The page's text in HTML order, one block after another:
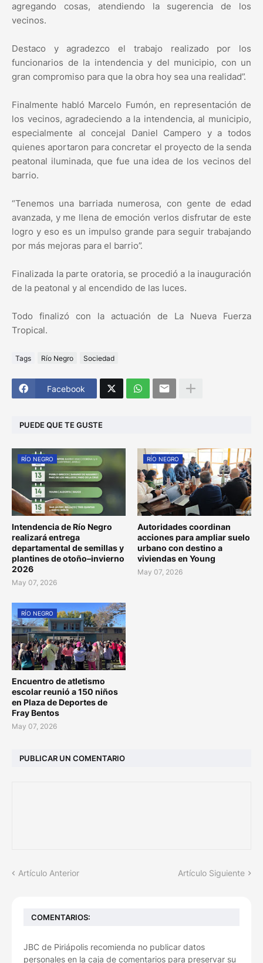
agregando cosas, atendiendo la sugerencia de los
vecinos.
Destaco y agradezco el trabajo realizado por los
funcionarios de la intendencia y del municipio, con un
gran compromiso para que la obra hoy sea una realidad”.
Finalmente habló Marcelo Fumón, en representación de
los vecinos, agradeciendo a la intendencia, al municipio,
especialmente al concejal Daniel Campero y a todos
quienes aportaron para concretar el proyecto de la senda
peatonal iluminada, que fue una idea de los vecinos del
barrio.
“Tenemos una barriada numerosa, con gente de edad
avanzada, y me llena de emoción verlos disfrutar de este
logro y eso es un impulso grande para seguir trabajando
por más mejoras para el barrio”.
Finalizada la parte oratoria, se procedió a la inauguración
de la peatonal y al encendido de las luces.
Todo finalizó con la actuación de La Nueva Fuerza
Tropical.
Tags Río Negro Sociedad
Facebook
PUEDE QUE TE GUSTE
RÍO NEGRO
Intendencia de Río Negro
realizará entrega
departamental de semillas y
plantines de otoño–invierno
2026
May 07, 2026
RÍO NEGRO
Autoridades coordinan
acciones para ampliar suelo
urbano con destino a
viviendas en Young
May 07, 2026
RÍO NEGRO
Encuentro de atletismo
escolar reunió a 150 niños
en Plaza de Deportes de
Fray Bentos
May 07, 2026
PUBLICAR UN COMENTARIO
Artículo Anterior Artículo Siguiente
COMENTARIOS:
JBC de Piriápolis recomienda no publicar datos
personales en la caja de comentarios para preservar su